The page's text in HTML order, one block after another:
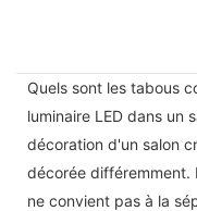
Quels sont les tabous
luminaire LED dans un
décoration d'un salon
décorée différemment.
ne convient pas à la